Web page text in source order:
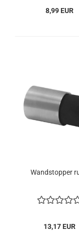
8,99 EUR
Wand­stop­per
13,17 EUR